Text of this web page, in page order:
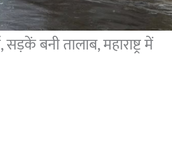
बनी तालाब, महाराष्ट्र में